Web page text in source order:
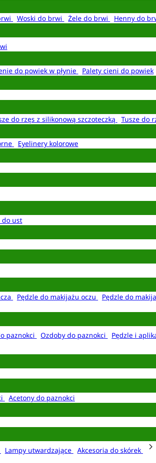
Woski do brwi Żele do brwi
Henny do
do powiek w płynie
Palety cieni do powiek
do rzęs z silikonową szczoteczką
Tusze do
Eyelinery kolorowe
do ust
Pędzle do makijażu oczu Pędzle do
paznokci Ozdoby do paznokci
Pędzle i
Acetony do paznokci
Lampy utwardzające Akcesoria do skórek